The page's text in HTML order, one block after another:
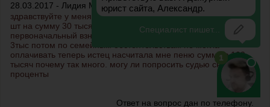
28.03.2017 - Лидия Медведева
здравствуйте у меня сейчас суд я брала в кредит пальто 4
шт на сумму 30 тысяч 500 рублей я оплатила
первоначальный взнос 1т100руб и оплатила первую сумму
3тыс потом по семейным обстоятельствам не могла
оплачивать теперь истец насчитала мне пеню сумму в 109
тысяч почему так много. могу ли попросить судью снизить
проценты
Ответ на вопрос дан по телефону.